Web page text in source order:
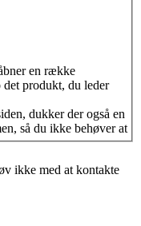
en række
produkt, du leder
dukker der også en
så du ikke behøver at
ikke med at kontakte